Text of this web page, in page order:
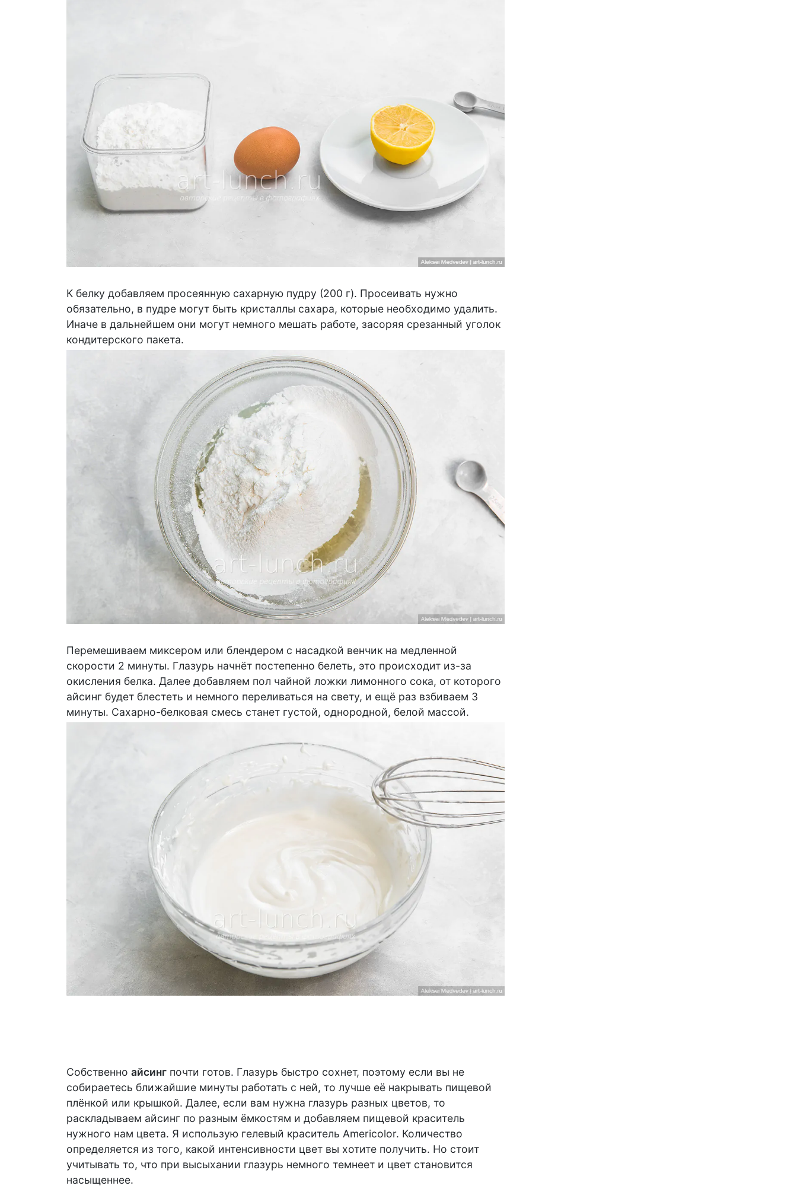
К белку добавляем просеянную сахарную пудру (200 г). Просеивать нужно
обязательно, в пудре могут быть кристаллы сахара, которые необходимо удалить.
Иначе в дальнейшем они могут немного мешать работе, засоряя срезанный уголок
кондитерского пакета.
Перемешиваем миксером или блендером с насадкой венчик на медленной
скорости 2 минуты. Глазурь начнёт постепенно белеть, это происходит из-за
окисления белка. Далее добавляем пол чайной ложки лимонного сока, от которого
айсинг будет блестеть и немного переливаться на свету, и ещё раз взбиваем 3
минуты. Сахарно-белковая смесь станет густой, однородной, белой массой.
Собственно айсинг почти готов. Глазурь быстро сохнет, поэтому если вы не
собираетесь ближайшие минуты работать с ней, то лучше её накрывать пищевой
плёнкой или крышкой. Далее, если вам нужна глазурь разных цветов, то
раскладываем айсинг по разным ёмкостям и добавляем пищевой краситель
нужного нам цвета. Я использую гелевый краситель Americolor. Количество
определяется из того, какой интенсивности цвет вы хотите получить. Но стоит
учитывать то, что при высыхании глазурь немного темнеет и цвет становится
насыщеннее.